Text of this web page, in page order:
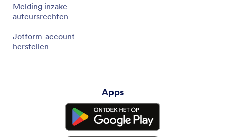
Melding inzake
auteursrechten
Jotform-account
herstellen
Apps